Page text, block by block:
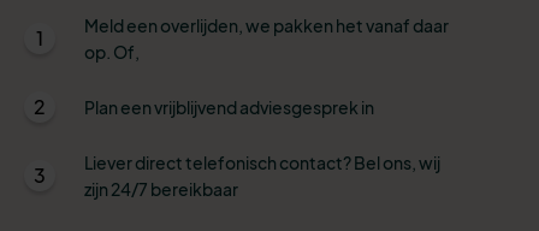
1
Meld een overlijden, we pakken het vanaf daar
op. Of,
2 Plan een vrijblijvend adviesgesprek in
3
Liever direct telefonisch contact? Bel ons, wij
zijn 24/7 bereikbaar